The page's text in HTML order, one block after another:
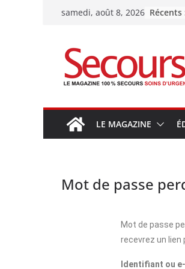
samedi, août 8, 2026 Récents
LE MAGAZINE
Mot de passe
Mot de passe
recevrez un lien
Identifiant ou